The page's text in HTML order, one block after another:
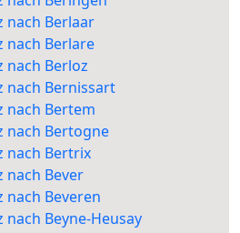
nach Berlaar
nach Berlare
nach Berloz
nach Bernissart
nach Bertem
nach Bertogne
nach Bertrix
nach Bever
nach Beveren
Beyne-Heusay